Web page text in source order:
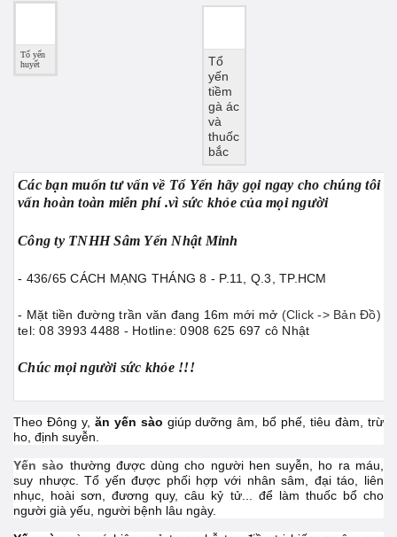
Tổ yến
huyết
Tổ
yến
tiềm
gà ác
và
thuốc
bắc
Các bạn muốn tư vấn về Tổ Yến hãy gọi ngay cho chúng tôi
vấn hoàn toàn miễn phí .vì sức khỏe của mọi người
Công ty TNHH Sâm Yến Nhật Minh
- 436/65 CÁCH MẠNG THÁNG 8 - P.11, Q.3, TP.HCM
- Mặt tiền đường trần văn đang 16m mới mở (Click -> Bản Đồ)
tel: 08 3993 4488 - Hotline: 0908 625 697 cô Nhật
Chúc mọi người sức khỏe !!!
Theo Đông y, ăn yến sào giúp dưỡng âm, bổ phế, tiêu đàm, trừ
ho, định suyễn.
Yến sào thường được dùng cho người hen suyễn, ho ra máu,
suy nhược. Tổ yến được phối hợp với nhân sâm, đại táo, liên
nhục, hoài sơn, đương quy, câu kỷ tử... để làm thuốc bổ cho
người già yếu, người bệnh lâu ngày.